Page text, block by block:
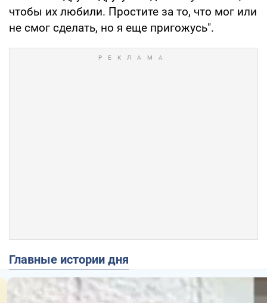
чтобы их любили. Простите за то, что мог или
не смог сделать, но я еще пригожусь".
Главные истории дня